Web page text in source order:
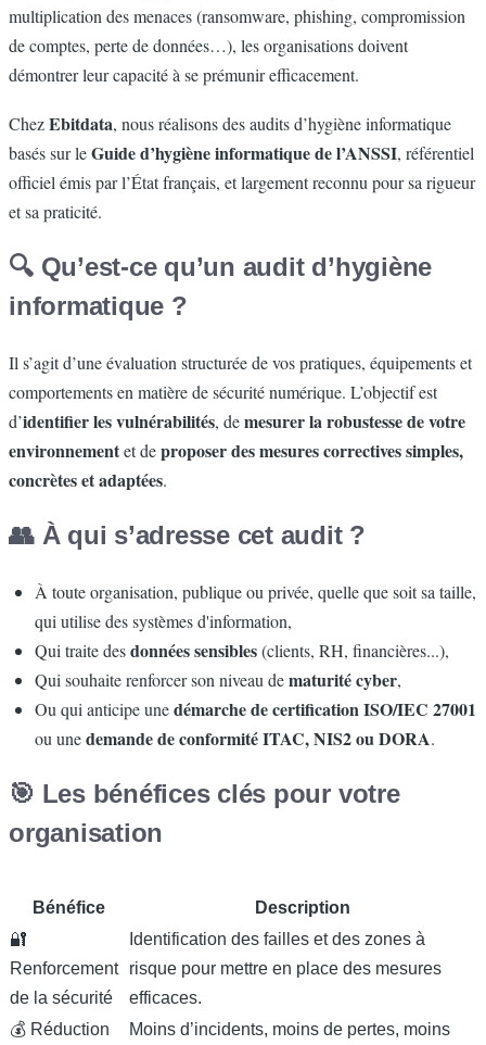
multiplication des menaces (ransomware, phishing, compromission
de comptes, perte de données…), les organisations doivent
démontrer leur capacité à se prémunir efficacement.
ChezEbitdata, nous réalisons des audits d’hygiène informatique
basés sur leGuide d’hygiène informatique de l’ANSSI, référentiel
officiel émis par l’État français, et largement reconnu pour sa rigueur
et sa praticité.
🔍 Qu’est-ce qu’un audit d’hygiène
informatique ?
Il s’agit d’une évaluation structurée de vos pratiques, équipements et
comportements en matière de sécurité numérique. L’objectif est
d’identifier les vulnérabilités, demesurer la robustesse de votre
environnementet deproposer des mesures correctives simples,
concrètes et adaptées.
👥 À qui s’adresse cet audit ?
À toute organisation, publique ou privée, quelle que soit sa taille,
qui utilise des systèmes d'information,
Qui traite desdonnées sensibles(clients, RH, financières...),
Qui souhaite renforcer son niveau dematurité cyber,
Ou qui anticipe unedémarche de certification ISO/IEC 27001
ou unedemande de conformité ITAC, NIS2 ou DORA.
🎯 Les bénéfices clés pour votre
organisation
Bénéfice
Description
🔐
Renforcement
de la sécurité
Identification des failles et des zones à
risque pour mettre en place des mesures
efficaces.
💰 Réduction
Moins d’incidents, moins de pertes, moins